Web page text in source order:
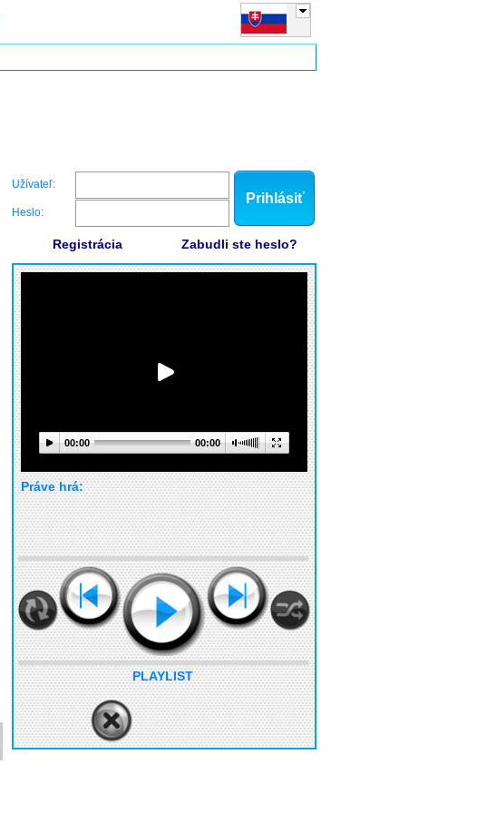
Užívateľ:
Heslo:
Prihlásiť
Registrácia Zabudli ste heslo?
00:00 00:00
Práve hrá:
PLAYLIST